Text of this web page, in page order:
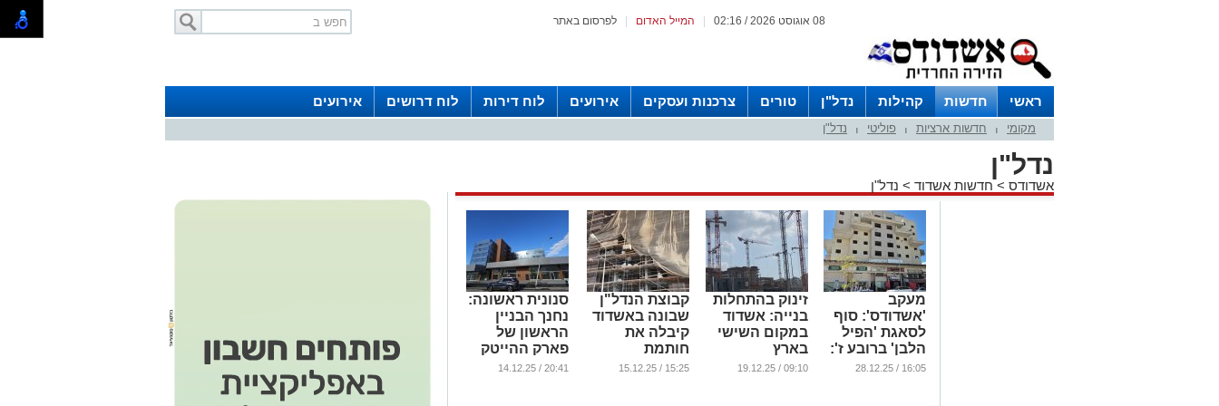
לפרסום באתר המייל האדום 08 אוגוסט 2026 / 02:16
ראשי חדשות קהילות נדל"ן טורים צרכנות ועסקים אירועים לוח דירות לוח דרושים אירועים
מקומי חדשות ארציות פוליטי נדל"ן
נדל"ן
אשדודס > חדשות אשדוד > נדל"ן
מעקב
'אשדודס': סוף
לסאגת 'הפיל
הלבן' ברובע ז':
היתר בניה ניתן
16:05 / 28.12.25
זינוק בהתחלות
בנייה: אשדוד
במקום השישי
בארץ
...
09:10 / 19.12.25
קבוצת הנדל"ן
שבונה באשדוד
קיבלה את
חותמת
השקיפות
15:25 / 15.12.25
סנונית ראשונה:
נחנך הבניין
הראשון של
פארק ההייטק
באשדוד (וידאו)
20:41 / 14.12.25